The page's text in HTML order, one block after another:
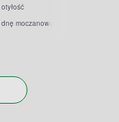
moczanową